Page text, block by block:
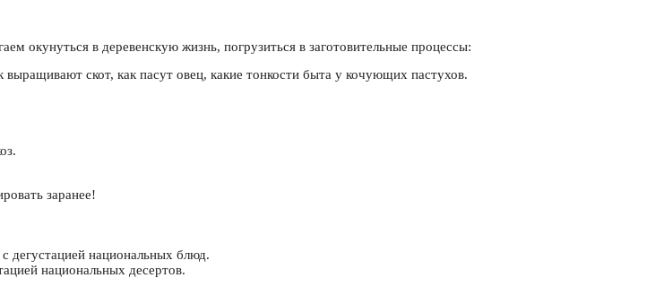
окунуться в деревенскую жизнь, погрузиться в заготовительные процессы:
скот, как пасут овец, какие тонкости быта у кочующих пастухов.
заранее!
дегустацией национальных блюд.
национальных десертов.